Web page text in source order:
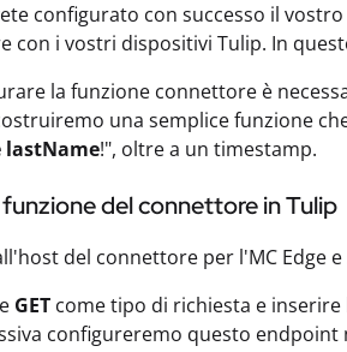
configurato con successo il
con i vostri dispositivi Tulip. In
la funzione connettore è
una semplice funzione
!", oltre a un timestamp.
funzione del connettore in Tulip
del connettore per l'MC Edge
GET come tipo di richiesta e
configureremo questo endpoint